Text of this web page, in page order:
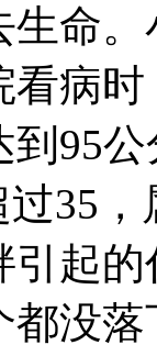
命
病
到95
35
起
都没